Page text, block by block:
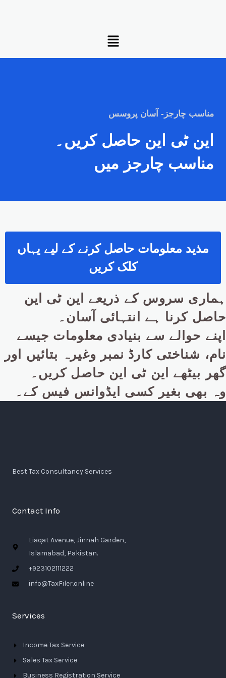
Menu
مناسب چارجز- آسان پروسس
این ٹی این حاصل کریں۔
مناسب چارجز میں
مذید معلومات حاصل کرنے کے لیے یہاں
کلک کریں
ہماری سروس کے ذریعے این ٹی این
حاصل کرنا ہے انتہائی آسان۔
اپنے حوالے سے بنیادی معلومات جیسے
نام، شناختی کارڈ نمبر وغیرہ بتائیں اور
گھر بیٹھے این ٹی این حاصل کریں۔
وہ بھی بغیر کسی ایڈوانس فیس کے۔
Best Tax Consultancy Services
Contact Info
Liaqat Avenue, Jinnah Garden,
Islamabad, Pakistan.
+923102111222
info@TaxFiler.online
Services
Income Tax Service
Sales Tax Service
Business Registration Service